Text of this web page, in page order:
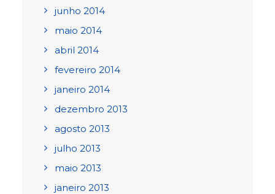
junho 2014
maio 2014
abril 2014
fevereiro 2014
janeiro 2014
dezembro 2013
agosto 2013
julho 2013
maio 2013
janeiro 2013